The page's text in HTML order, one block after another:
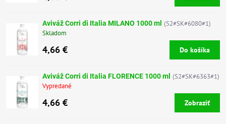
Aviváž Corri di Italia MILANO 1000 ml (S2#SK#6080#1)
Skladom
4,66 € Do košíka
Aviváž Corri di Italia FLORENCE 1000 ml (S2#SK#6363#1)
Vypredané
4,66 € Zobraziť